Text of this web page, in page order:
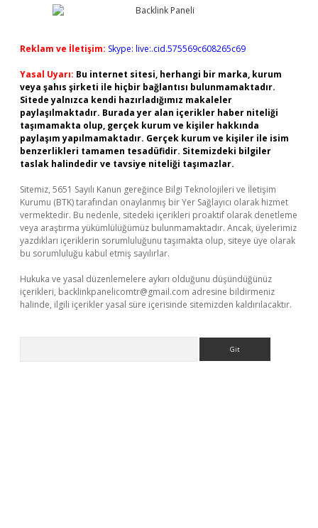
Reklam ve İletişim: Skype: live:.cid.575569c608265c69
Yasal Uyarı: Bu internet sitesi, herhangi bir marka, kurum
veya şahıs şirketi ile hiçbir bağlantısı bulunmamaktadır.
Sitede yalnızca kendi hazırladığımız makaleler
paylaşılmaktadır. Burada yer alan içerikler haber niteliği
taşımamakta olup, gerçek kurum ve kişiler hakkında
paylaşım yapılmamaktadır. Gerçek kurum ve kişiler ile isim
benzerlikleri tamamen tesadüfidir. Sitemizdeki bilgiler
taslak halindedir ve tavsiye niteliği taşımazlar.
Sitemiz, 5651 Sayılı Kanun gereğince Bilgi Teknolojileri ve İletişim
Kurumu (BTK) tarafından onaylanmış bir Yer Sağlayıcı olarak hizmet
vermektedir. Bu nedenle, sitedeki içerikleri proaktif olarak denetleme
veya araştırma yükümlülüğümüz bulunmamaktadır. Ancak, üyelerimiz
yazdıkları içeriklerin sorumluluğunu taşımakta olup, siteye üye olarak
bu sorumluluğu kabul etmiş sayılırlar.
Hukuka ve yasal düzenlemelere aykırı olduğunu düşündüğünüz
içerikleri, backlinkpanelicomtr@gmail.com adresine bildirmeniz
halinde, ilgili içerikler yasal süre içerisinde sitemizden kaldırılacaktır.